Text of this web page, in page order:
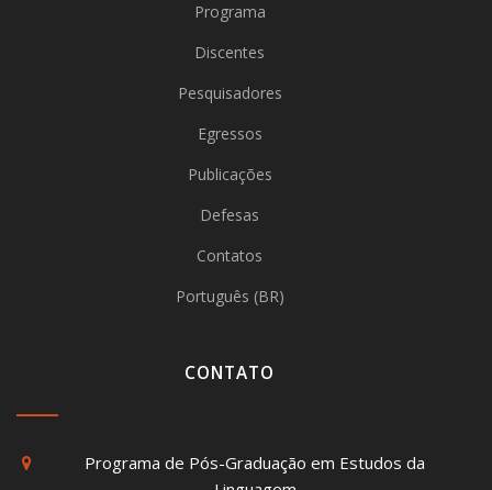
Programa
Discentes
Pesquisadores
Egressos
Publicações
Defesas
Contatos
Português (BR)
CONTATO
Programa de Pós-Graduação em Estudos da